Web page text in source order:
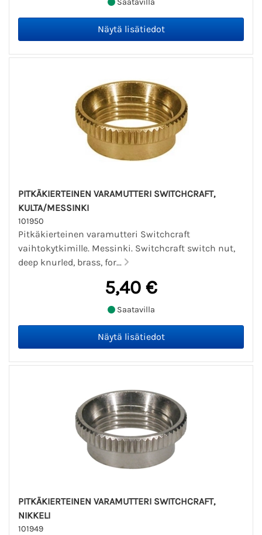
PITKÄKIERTEINEN VARAMUTTERI SWITCHCRAFT,
KULTA/MESSINKI
101950
Pitkäkierteinen varamutteri Switchcraft
vaihtokytkimille. Messinki. Switchcraft switch nut,
deep knurled, brass, for...
5,40 €
Saatavilla
PITKÄKIERTEINEN VARAMUTTERI SWITCHCRAFT,
NIKKELI
101949